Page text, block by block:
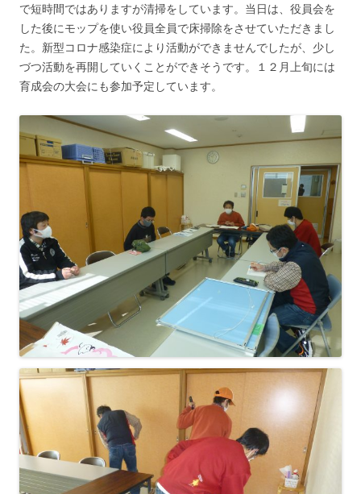
で短時間ではありますが清掃をしています。当日は、役員会を
した後にモップを使い役員全員で床掃除をさせていただきまし
た。新型コロナ感染症により活動ができませんでしたが、少し
づつ活動を再開していくことができそうです。１２月上旬には
育成会の大会にも参加予定しています。